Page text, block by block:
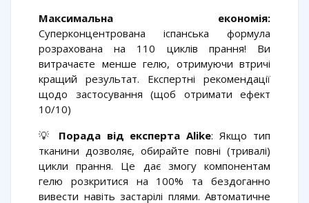
Максимальна економія:
Суперконцентрована іспанська формула
розрахована на 110 циклів прання! Ви
витрачаєте менше гелю, отримуючи втричі
кращий результат. Експертні рекомендації
щодо застосування (щоб отримати ефект
10/10)
💡
Порада від експерта Alike: Якщо тип
тканини дозволяє, обирайте повні (тривалі)
цикли прання. Це дає змогу компонентам
гелю розкритися на 100% та бездоганно
вивести навіть застарілі плями. Автоматичне